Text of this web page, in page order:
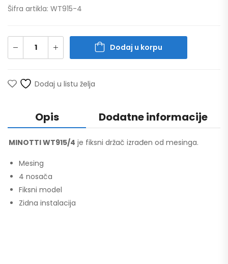
Šifra artikla: WT915-4
Dodaj u korpu
Dodaj u listu želja
Opis Dodatne informacije
MINOTTI WT915/4 je fiksni držač izrađen od mesinga.
Mesing
4 nosača
Fiksni model
Zidna instalacija